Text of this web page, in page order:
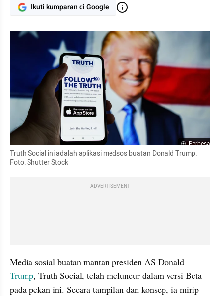
Ikuti kumparan di Google
Perbesar
Truth Social ini adalah aplikasi medsos buatan Donald Trump.
Foto: Shutter Stock
ADVERTISEMENT
Trump, Truth Social, telah meluncur dalam versi Beta
pada pekan ini. Secara tampilan dan konsep, ia mirip